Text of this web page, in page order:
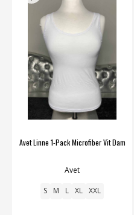
Avet Linne 1-Pack Microfiber Vit Dam
Avet
S M L XL XXL